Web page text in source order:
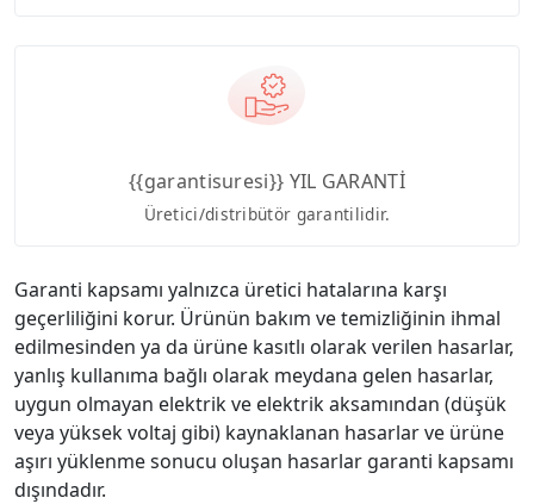
{{garantisuresi}} YIL GARANTİ
Üretici/distribütör garantilidir.
Garanti kapsamı yalnızca üretici hatalarına karşı
geçerliliğini korur. Ürünün bakım ve temizliğinin ihmal
edilmesinden ya da ürüne kasıtlı olarak verilen hasarlar,
yanlış kullanıma bağlı olarak meydana gelen hasarlar,
uygun olmayan elektrik ve elektrik aksamından (düşük
veya yüksek voltaj gibi) kaynaklanan hasarlar ve ürüne
aşırı yüklenme sonucu oluşan hasarlar garanti kapsamı
dışındadır.